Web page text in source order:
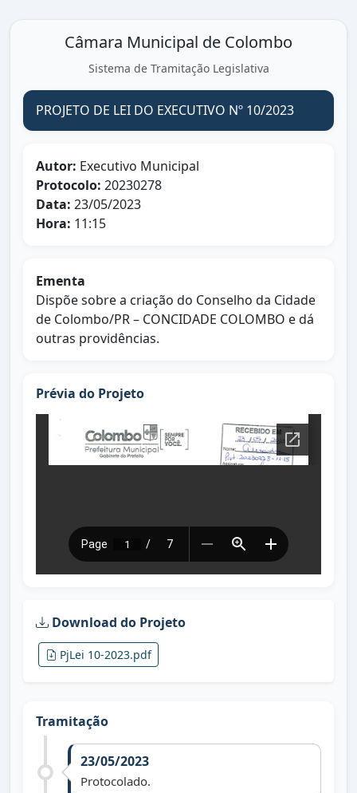
Câmara Municipal de Colombo
Sistema de Tramitação Legislativa
PROJETO DE LEI DO EXECUTIVO Nº 10/2023
Autor: Executivo Municipal
Protocolo: 20230278
Data: 23/05/2023
Hora: 11:15
Ementa
Dispõe sobre a criação do Conselho da Cidade
de Colombo/PR – CONCIDADE COLOMBO e dá
outras providências.
Prévia do Projeto
Download do Projeto
PjLei 10-2023.pdf
Tramitação
23/05/2023
Protocolado.